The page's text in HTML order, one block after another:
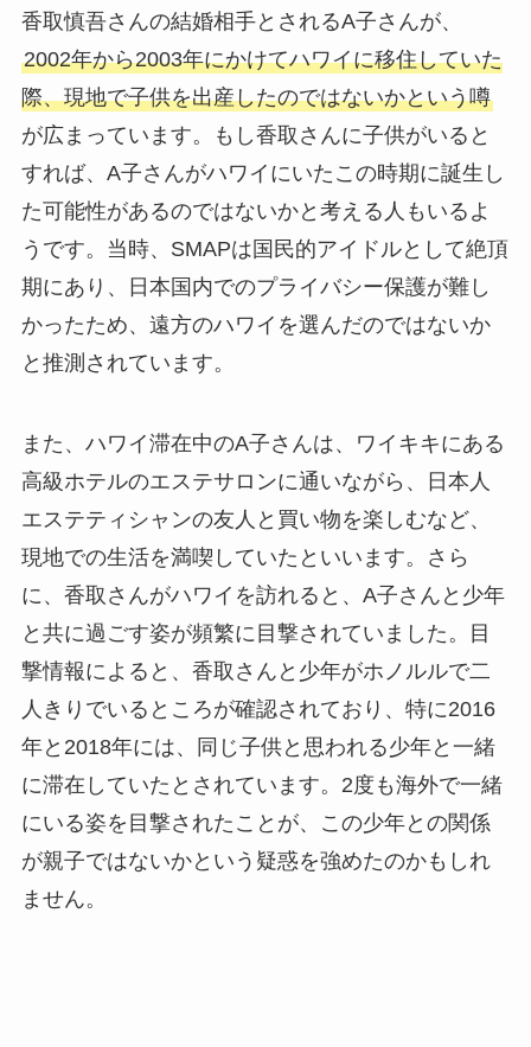
香取慎吾さんの結婚相手とされるA子さんが、
2002年から2003年にかけてハワイに移住していた
際、現地で子供を出産したのではないかという噂
が広まっています。もし香取さんに子供がいると
すれば、A子さんがハワイにいたこの時期に誕生し
た可能性があるのではないかと考える人もいるよ
うです。当時、SMAPは国民的アイドルとして絶頂
期にあり、日本国内でのプライバシー保護が難し
かったため、遠方のハワイを選んだのではないか
と推測されています。
また、ハワイ滞在中のA子さんは、ワイキキにある
高級ホテルのエステサロンに通いながら、日本人
エステティシャンの友人と買い物を楽しむなど、
現地での生活を満喫していたといいます。さら
に、香取さんがハワイを訪れると、A子さんと少年
と共に過ごす姿が頻繁に目撃されていました。目
撃情報によると、香取さんと少年がホノルルで二
人きりでいるところが確認されており、特に2016
年と2018年には、同じ子供と思われる少年と一緒
に滞在していたとされています。2度も海外で一緒
にいる姿を目撃されたことが、この少年との関係
が親子ではないかという疑惑を強めたのかもしれ
ません。